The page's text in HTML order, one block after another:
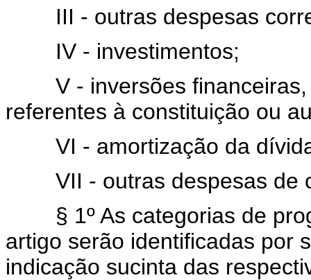
III - outras despesas
IV - investimentos;
V - inversões financeiras,
referentes à constituição ou
VI - amortização da
VII - outras despesas de
§ 1º As categorias de
artigo serão identificadas por
indicação sucinta das